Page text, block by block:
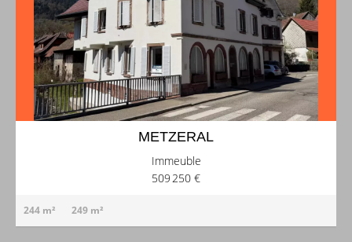
METZERAL
Immeuble
509 250 €
244 m² 249 m²